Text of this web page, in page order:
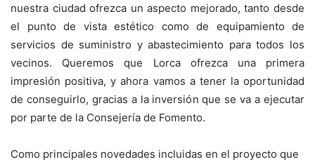
nuestra ciudad ofrezca un aspecto mejorado, tanto desde
el punto de vista estético como de equipamiento de
servicios de suministro y abastecimiento para todos los
vecinos. Queremos que Lorca ofrezca una primera
impresión positiva, y ahora vamos a tener la oportunidad
de conseguirlo, gracias a la inversión que se va a ejecutar
por parte de la Consejería de Fomento.
Como principales novedades incluidas en el proyecto que